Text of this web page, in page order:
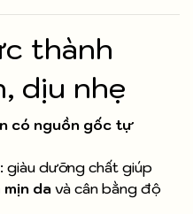
thành
dịu nhẹ
có nguồn gốc tự
: giàu dưỡng chất giúp
mịn da và cân bằng độ